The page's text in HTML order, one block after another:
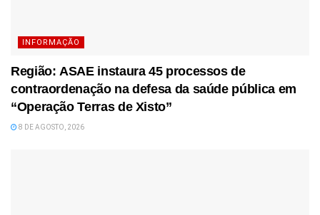
INFORMAÇÃO
Região: ASAE instaura 45 processos de
contraordenação na defesa da saúde pública em
“Operação Terras de Xisto”
8 DE AGOSTO, 2026